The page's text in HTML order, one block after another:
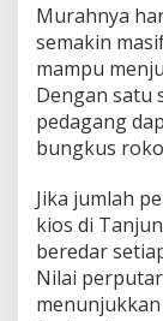
Murahnya
semakin
mampu
Dengan satu
pedagang
bungkus
Jika jumlah
kios di
beredar
Nilai